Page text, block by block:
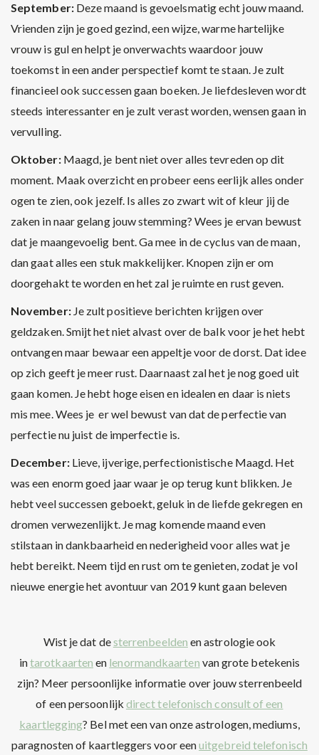
September: Deze maand is gevoelsmatig echt jouw maand.
Vrienden zijn je goed gezind, een wijze, warme hartelijke
vrouw is gul en helpt je onverwachts waardoor jouw
toekomst in een ander perspectief komt te staan. Je zult
financieel ook successen gaan boeken. Je liefdesleven wordt
steeds interessanter en je zult verast worden, wensen gaan in
vervulling.
Oktober: Maagd, je bent niet over alles tevreden op dit
moment. Maak overzicht en probeer eens eerlijk alles onder
ogen te zien, ook jezelf. Is alles zo zwart wit of kleur jij de
zaken in naar gelang jouw stemming? Wees je ervan bewust
dat je maangevoelig bent. Ga mee in de cyclus van de maan,
dan gaat alles een stuk makkelijker. Knopen zijn er om
doorgehakt te worden en het zal je ruimte en rust geven.
November: Je zult positieve berichten krijgen over
geldzaken. Smijt het niet alvast over de balk voor je het hebt
ontvangen maar bewaar een appeltje voor de dorst. Dat idee
op zich geeft je meer rust. Daarnaast zal het je nog goed uit
gaan komen. Je hebt hoge eisen en idealen en daar is niets
mis mee. Wees je er wel bewust van dat de perfectie van
perfectie nu juist de imperfectie is.
December: Lieve, ijverige, perfectionistische Maagd. Het
was een enorm goed jaar waar je op terug kunt blikken. Je
hebt veel successen geboekt, geluk in de liefde gekregen en
dromen verwezenlijkt. Je mag komende maand even
stilstaan in dankbaarheid en nederigheid voor alles wat je
hebt bereikt. Neem tijd en rust om te genieten, zodat je vol
nieuwe energie het avontuur van 2019 kunt gaan beleven
Wist je dat de sterrenbeelden en astrologie ook
intarotkaarten en lenormandkaarten van grote betekenis
zijn? Meer persoonlijke informatie over jouw sterrenbeeld
of een persoonlijk direct telefonisch consult of een
kaartlegging? Bel met een van onze astrologen, mediums,
paragnosten of kaartleggers voor eenuitgebreid telefonisch